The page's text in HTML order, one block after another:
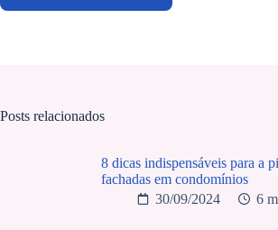
Posts relacionados
8 dicas indispensáveis para a
fachadas em condomínios
30/09/2024
6